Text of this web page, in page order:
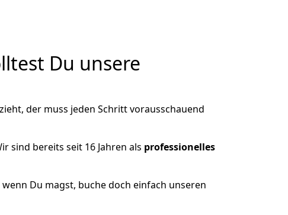
Du unsere
der muss jeden Schritt vorausschauend
sind bereits seit 16 Jahren als professionelles
Du magst, buche doch einfach unseren